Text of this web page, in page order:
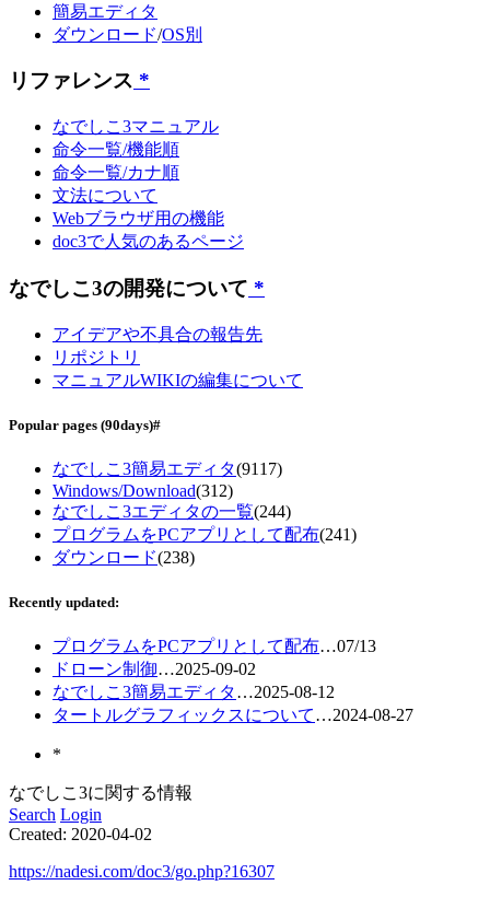
簡易エディタ
ダウンロード/OS別
リファレンス *
なでしこ3マニュアル
命令一覧/機能順
命令一覧/カナ順
文法について
Webブラウザ用の機能
doc3で人気のあるページ
なでしこ3の開発について *
アイデアや不具合の報告先
リポジトリ
マニュアルWIKIの編集について
Popular pages (90days)#
なでしこ3簡易エディタ(9117)
Windows/Download(312)
なでしこ3エディタの一覧(244)
プログラムをPCアプリとして配布(241)
ダウンロード(238)
Recently updated:
プログラムをPCアプリとして配布…07/13
ドローン制御…2025-09-02
なでしこ3簡易エディタ…2025-08-12
タートルグラフィックスについて…2024-08-27
*
なでしこ3に関する情報
Search Login
Created: 2020-04-02
https://nadesi.com/doc3/go.php?16307